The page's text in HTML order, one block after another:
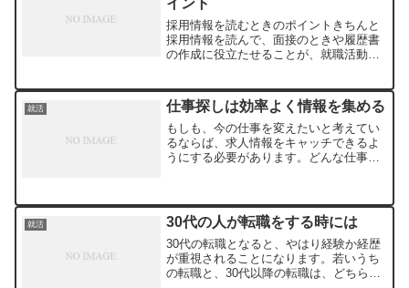
採用情報を読むときのポイントきちんと
採用情報を読んで、面接のときや履歴書
の作成に役立たせることが、就職活動に
といいます。いろいろな情報が書かれて
いる採用情報欄からは、会...
就活 仕事探しは効率よく情報を集める
もしも、今の仕事を変えたいと考えてい
るならば、求人情報をキャッチできるよ
うにする必要があります。どんな仕事が
けやすくなります。数冊の求人雑誌を定
期的にチェックするように...
就活 30代の人が転職をする時には
30代の転職となると、やはり経験か経歴
が重視されることになります。若いうち
の転職と、30代以降の転職は、どちらが